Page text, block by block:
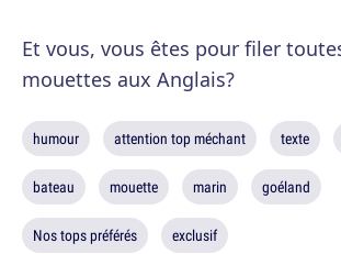
Et vous, vous êtes pour filer
mouettes aux Anglais?
humour attention top méchant texte
bateau mouette marin goéland
Nos tops préférés exclusif